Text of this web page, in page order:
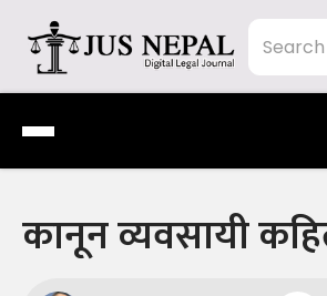
content
Jus Nepal | www.jusnepal.com
Digital Legal Journal
कानून व्यवसायी